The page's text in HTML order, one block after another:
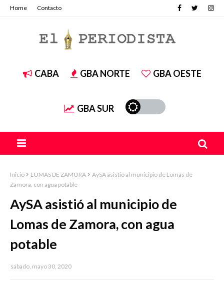
Home Contacto
CABA GBA NORTE GBA OESTE
GBA SUR
Inicio LOMAS DE ZAMORA
AySA asistió al municipio de Lomas de
Zamora, con agua potable
AySA asistió al municipio de
Lomas de Zamora, con agua
potable
sábado, mayo 30, 2020